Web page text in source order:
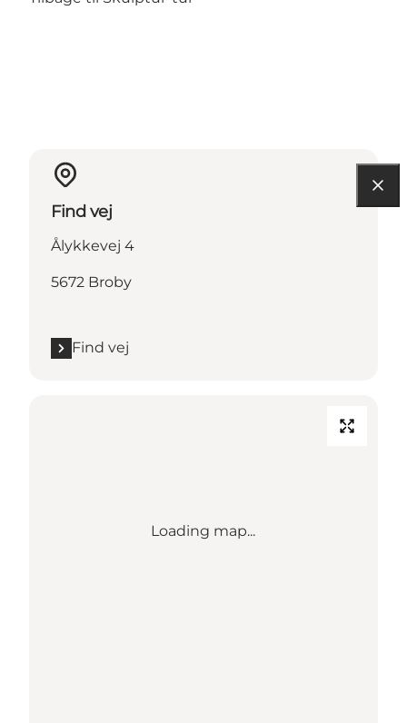
Find vej
Ålykkevej 4
5672 Broby
Find vej
Loading map...